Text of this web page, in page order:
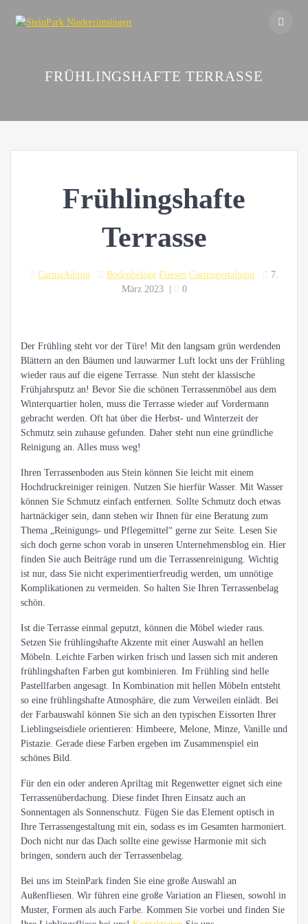
FRÜHLINGSHAFTE TERRASSE
Frühlingshafte
Terrasse
CarmaAdmin Bodenbeläge Fliesen Gartengestaltung
7.
März 2023| 0
Der Frühling steht vor der Türe! Mit den langsam grün werdenden
Blättern an den Bäumen und lauwarmer Luft lockt uns der Frühling
wieder raus auf die eigene Terrasse. Nun steht der klassische
Frühjahrsputz an! Bevor Sie die schönen Terrassenmöbel aus dem
Winterquartier holen, muss die Terrasse wieder auf Vordermann
gebracht werden. Oft hat über die Herbst- und Winterzeit der
Schmutz sein zuhause gefunden. Daher steht nun eine gründliche
Reinigung an. Alles muss weg!
Ihren Terrassenboden aus Stein können Sie leicht mit einem
Hochdruckreiniger reinigen. Nutzen Sie hierfür Wasser. Mit Wasser
können Sie Schmutz einfach entfernen. Sollte Schmutz doch etwas
hartnäckiger sein, dann stehen wir Ihnen für eine Beratung zum
Thema „Reinigungs- und Pflegemittel“ gerne zur Seite. Lesen Sie
sich doch gerne schon vorab in unseren Unternehmensblog ein. Hier
finden Sie auch Beiträge rund um die Terrassenreinigung. Wichtig
ist nur, dass Sie nicht experimentierfreudig werden, um unnötige
Komplikationen zu vermeiden. So halten Sie Ihren Terrassenbelag
schön.
Ist die Terrasse einmal geputzt, können die Möbel wieder raus.
Setzen Sie frühlingshafte Akzente mit einer Auswahl an hellen
Möbeln. Leichte Farben wirken frisch und lassen sich mit anderen
frühlingshaften Farben gut kombinieren. Im Frühling sind helle
Pastellfarben angesagt. In Kombination mit hellen Möbeln entsteht
so eine frühlingshafte Atmosphäre, die zum Verweilen einlädt. Bei
der Farbauswahl können Sie sich an den typischen Eissorten Ihrer
Lieblingseisdiele orientieren: Himbeere, Melone, Minze, Vanille und
Pistazie. Gerade diese Farben ergeben im Zusammenspiel ein
schönes Bild.
Für den ein oder anderen Apriltag mit Regenwetter eignet sich eine
Terrassenüberdachung. Diese findet Ihren Einsatz auch an
Sonnentagen als Sonnenschutz. Fügen Sie das Element optisch in
Ihre Terrassengestaltung mit ein, sodass es im Gesamten harmoniert.
Doch nicht nur das Dach sollte eine gewisse Harmonie mit sich
bringen, sondern auch der Terrassenbelag.
Bei uns im SteinPark finden Sie eine große Auswahl an
Außenfliesen. Wir führen eine große Variation an Fliesen, sowohl in
Muster, Formen als auch Farbe. Kommen Sie vorbei und finden Sie